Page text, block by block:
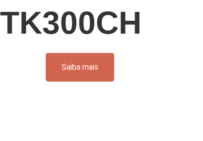
TK300CH
Saiba mais